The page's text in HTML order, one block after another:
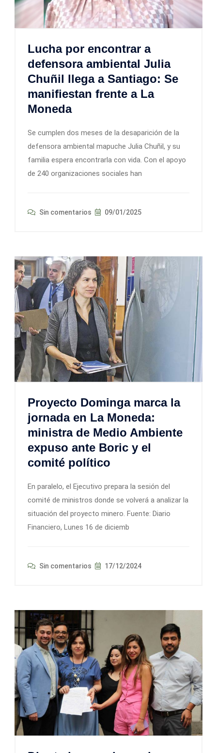
Lucha por encontrar a
defensora ambiental Julia
Chuñil llega a Santiago: Se
manifiestan frente a La
Moneda
Se cumplen dos meses de la desaparición de la
defensora ambiental mapuche Julia Chuñil, y su
familia espera encontrarla con vida. Con el apoyo
de 240 organizaciones sociales han
Sin comentarios 09/01/2025
Proyecto Dominga marca la
jornada en La Moneda:
ministra de Medio Ambiente
expuso ante Boric y el
comité político
En paralelo, el Ejecutivo prepara la sesión del
comité de ministros donde se volverá a analizar la
situación del proyecto minero. Fuente: Diario
Financiero, Lunes 16 de diciemb
Sin comentarios 17/12/2024